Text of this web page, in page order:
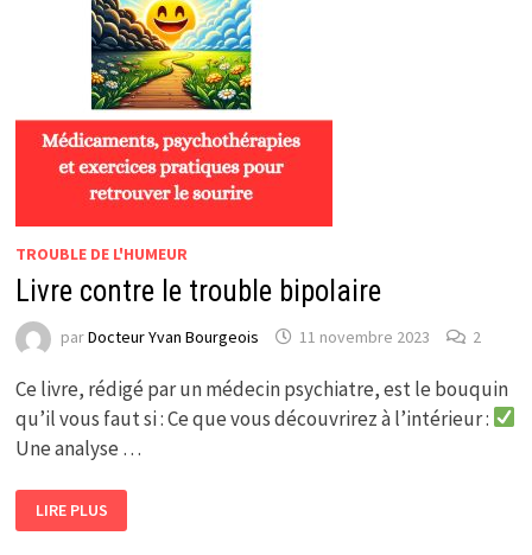
TROUBLE DE L'HUMEUR
Livre contre le trouble bipolaire
parDocteur Yvan Bourgeois 11 novembre 2023 2
Ce livre, rédigé par un médecin psychiatre, est le bouquin
qu’il vous faut si : Ce que vous découvrirez à l’intérieur :
Une analyse …
LIVRE
CONTRE
LE
LIRE PLUS